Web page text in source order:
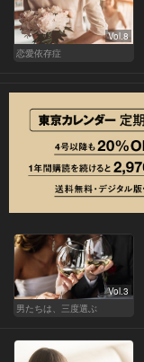
Vol.8
恋愛依存症
Vol.3
男たちは、三度選ぶ